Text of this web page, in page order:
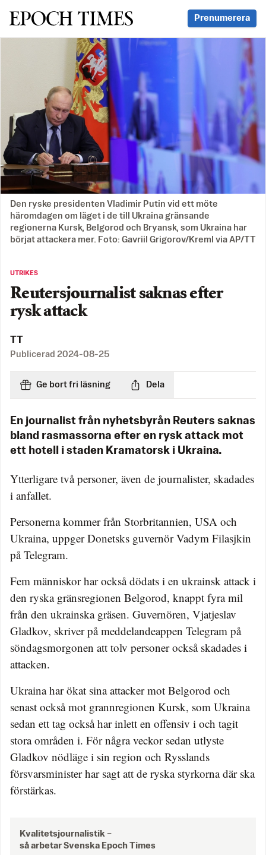
Svenska Epoch Times Prenumerera
Den ryske presidenten Vladimir Putin vid ett möte
häromdagen om läget i de till Ukraina gränsande
regionerna Kursk, Belgorod och Bryansk, som Ukraina har
börjat attackera mer. Foto: Gavriil Grigorov/Kreml via AP/TT
UTRIKES
Reutersjournalist saknas efter
rysk attack
TT
Publicerad 2024-08-25
Ge bort fri läsning Dela
En journalist från nyhetsbyrån Reuters saknas
bland rasmassorna efter en rysk attack mot
ett hotell i staden Kramatorsk i Ukraina.
Ytterligare två personer, även de journalister, skadades
i anfallet.
Personerna kommer från Storbritannien, USA och
Ukraina, uppger Donetsks guvernör Vadym Filasjkin
på Telegram.
Fem människor har också dödats i en ukrainsk attack i
den ryska gränsregionen Belgorod, knappt fyra mil
från den ukrainska gräsen. Guvernören, Vjatjeslav
Gladkov, skriver på meddelandeappen Telegram på
söndagsmorgonen att tolv personer också skadades i
attacken.
Ukraina har ökat sina attacker mot Belgorod och
senast också mot grannregionen Kursk, som Ukraina
sedan ett tag också har inlett en offensiv i och tagit
stora områden i. För några veckor sedan utlyste
Gladkov nödläge i sin region och Rysslands
försvarsminister har sagt att de ryska styrkorna där ska
förstärkas.
Kvalitetsjournalistik –
så arbetar Svenska Epoch Times